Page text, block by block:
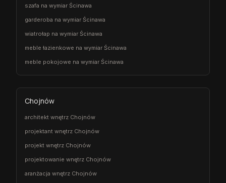
szafa na wymiar Ścinawa
garderoba na wymiar Ścinawa
wiatrołap na wymiar Ścinawa
meble łazienkowe na wymiar Ścinawa
meble pokojowe na wymiar Ścinawa
Chojnów
architekt wnętrz Chojnów
projektant wnętrz Chojnów
projekt wnętrz Chojnów
projektowanie wnętrz Chojnów
aranżacja wnętrz Chojnów